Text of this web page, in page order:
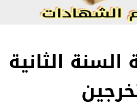
السنة الثانية